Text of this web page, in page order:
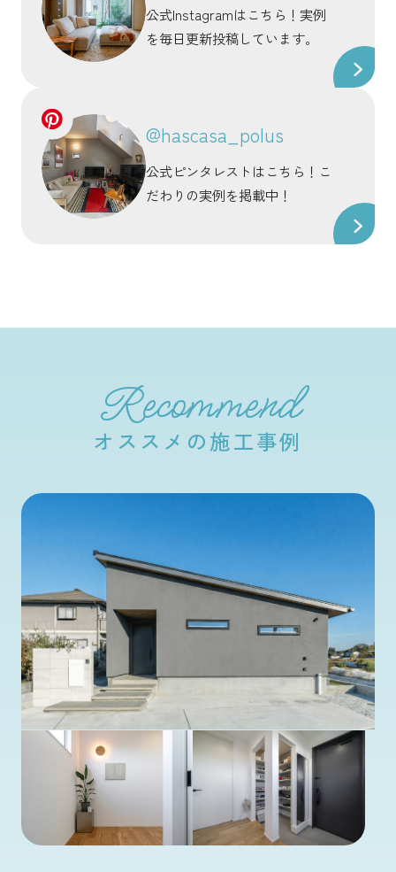
公式Instagramはこちら！実例
を毎日更新投稿しています。
@hascasa_polus
公式ピンタレストはこちら！こ
だわりの実例を掲載中！
Recommend
オススメの施工事例